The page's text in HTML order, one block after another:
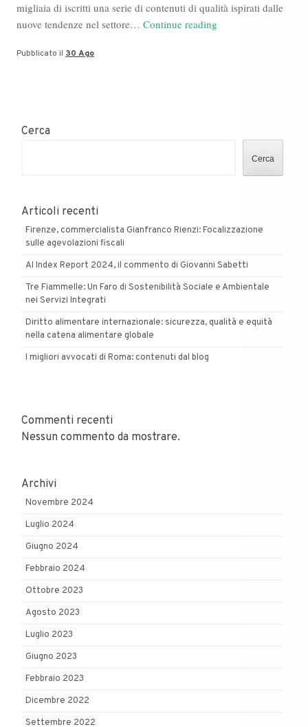
migliaia di iscritti una serie di contenuti di qualità ispirati dalle
nuove tendenze nel settore… Continue reading
YouTube
Pubblicato il 30 Ago
Cerca
Cerca
Articoli recenti
Firenze, commercialista Gianfranco Rienzi: Focalizzazione
sulle agevolazioni fiscali
AI Index Report 2024, il commento di Giovanni Sabetti
Tre Fiammelle: Un Faro di Sostenibilità Sociale e Ambientale
nei Servizi Integrati
Diritto alimentare internazionale: sicurezza, qualità e equità
nella catena alimentare globale
I migliori avvocati di Roma: contenuti dal blog
Commenti recenti
Nessun commento da mostrare.
Archivi
Novembre 2024
Luglio 2024
Giugno 2024
Febbraio 2024
Ottobre 2023
Agosto 2023
Luglio 2023
Giugno 2023
Febbraio 2023
Dicembre 2022
Settembre 2022